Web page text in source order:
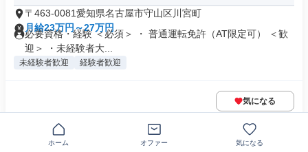
〒463-0081愛知県名古屋市守山区川宮町
月給23万円～27万円
必要資格・経験 ＜必須＞ ・ 普通運転免許（AT限定可） ＜歓
迎＞ ・未経験者大...
未経験者歓迎 経験者歓迎
気になる
ホーム オファー 気になる